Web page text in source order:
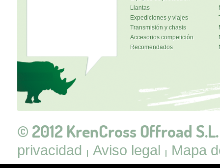
Llantas
Expediciones y viajes
Transmisión y chasis
Accesorios competición
Recomendados
© 2012 KrenCross Offroad S.L.
privacidad Aviso legal Mapa